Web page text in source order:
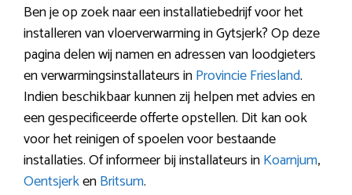
Ben je op zoek naar een installatiebedrijf voor het
installeren van vloerverwarming in Gytsjerk? Op deze
pagina delen wij namen en adressen van loodgieters
en verwarmingsinstallateurs inProvincie Friesland.
Indien beschikbaar kunnen zij helpen met advies en
een gespecificeerde offerte opstellen. Dit kan ook
voor het reinigen of spoelen voor bestaande
installaties. Of informeer bij installateurs inKoarnjum,
OentsjerkenBritsum.